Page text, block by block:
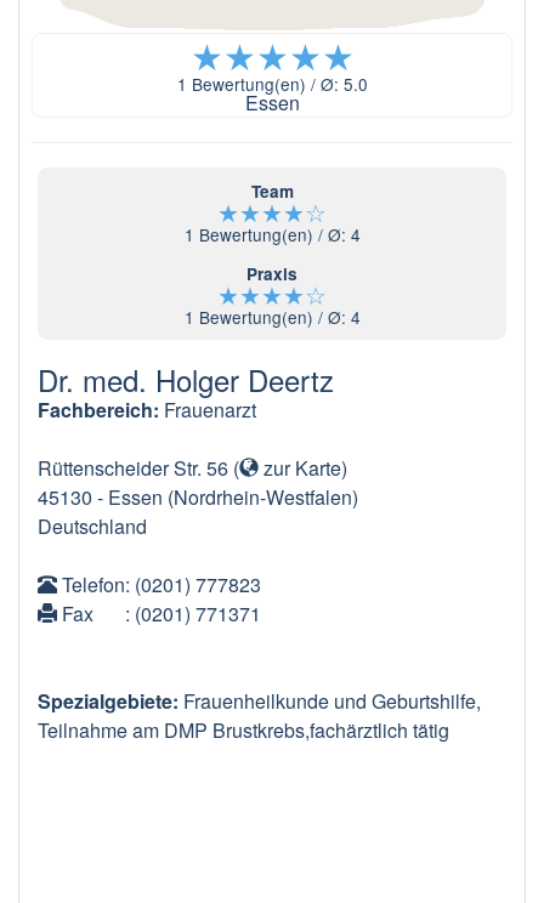
★★★★★
1 Bewertung(en) / Ø: 5.0
Essen
Team
★★★★☆
1 Bewertung(en) / Ø: 4
Praxis
★★★★☆
1 Bewertung(en) / Ø: 4
Dr. med. Holger Deertz
Fachbereich: Frauenarzt
Rüttenscheider Str. 56 ( zur Karte)
45130 - Essen (Nordrhein-Westfalen)
Deutschland
Telefon: (0201) 777823
Fax
: (0201) 771371
Spezialgebiete: Frauenheilkunde und Geburtshilfe,
Teilnahme am DMP Brustkrebs,fachärztlich tätig